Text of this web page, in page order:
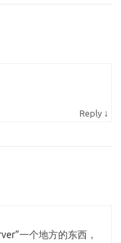
Reply ↓
一个地方的东西，